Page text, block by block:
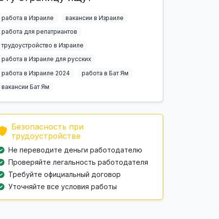
работа в Израиле
вакансии в Израиле
работа для репатриантов
трудоустройство в Израиле
работа в Израиле для русских
работа в Израиле 2024
работа в Бат Ям
вакансии Бат Ям
Безопасность при
трудоустройстве
Не переводите деньги работодателю
Проверяйте легальность работодателя
Требуйте официальный договор
Уточняйте все условия работы